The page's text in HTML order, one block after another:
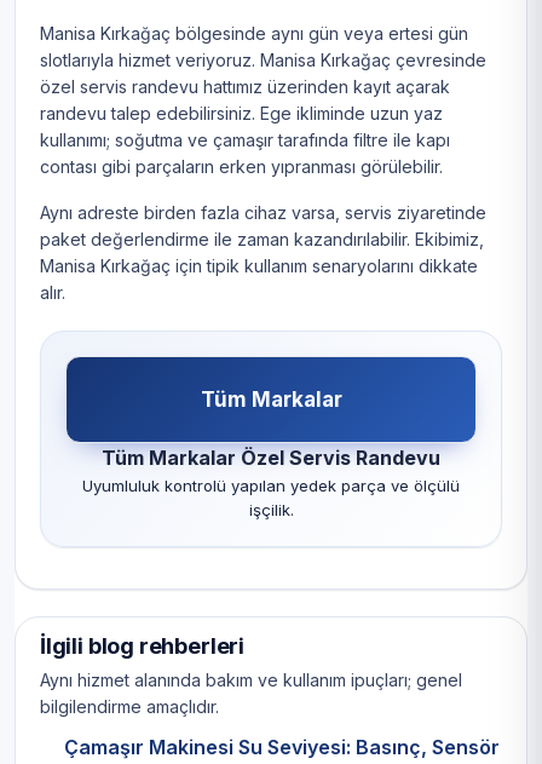
Manisa Kırkağaç bölgesinde aynı gün veya ertesi gün
slotlarıyla hizmet veriyoruz. Manisa Kırkağaç çevresinde
özel servis randevu hattımız üzerinden kayıt açarak
randevu talep edebilirsiniz. Ege ikliminde uzun yaz
kullanımı; soğutma ve çamaşır tarafında filtre ile kapı
contası gibi parçaların erken yıpranması görülebilir.
Aynı adreste birden fazla cihaz varsa, servis ziyaretinde
paket değerlendirme ile zaman kazandırılabilir. Ekibimiz,
Manisa Kırkağaç için tipik kullanım senaryolarını dikkate
alır.
Tüm Markalar
Tüm Markalar Özel Servis Randevu
Uyumluluk kontrolü yapılan yedek parça ve ölçülü
işçilik.
İlgili blog rehberleri
Aynı hizmet alanında bakım ve kullanım ipuçları; genel
bilgilendirme amaçlıdır.
Çamaşır Makinesi Su Seviyesi: Basınç, Sensör